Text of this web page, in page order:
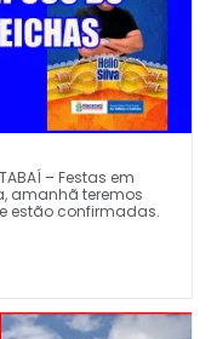
– Festas em
amanhã teremos
estão confirmadas.